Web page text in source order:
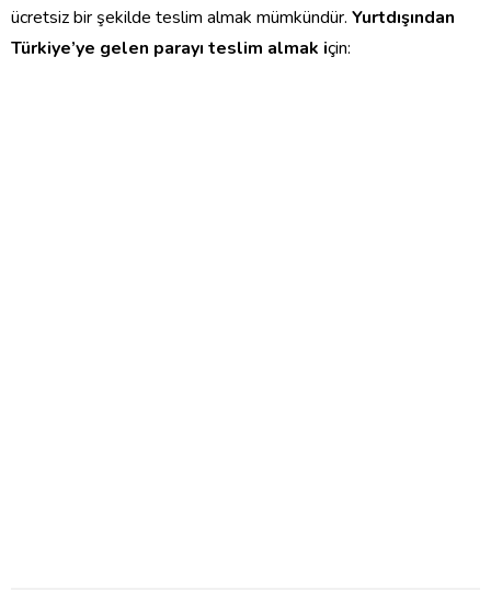
ücretsiz bir şekilde teslim almak mümkündür. Yurtdışından
Türkiye’ye gelen parayı teslim almak için: